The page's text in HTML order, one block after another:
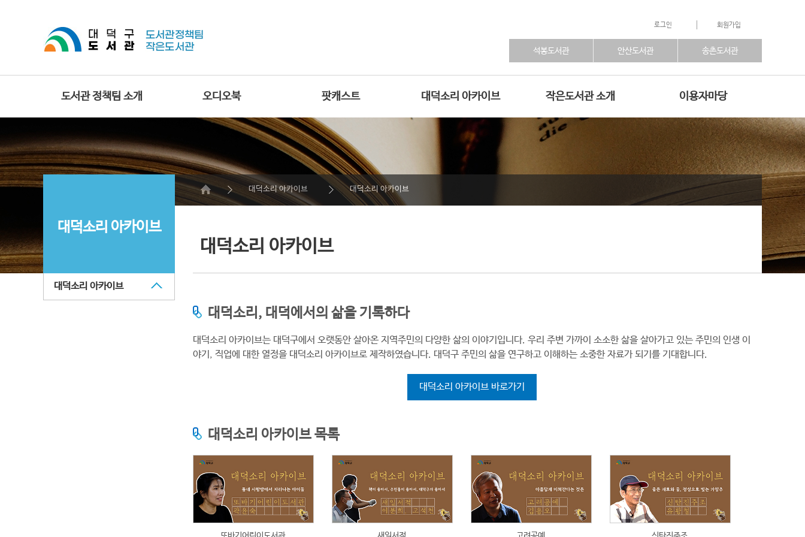
로그인 회원가입
석봉도서관 안산도서관 송촌도서관
도서관 정책팀 소개 오디오북 팟캐스트 대덕소리 아카이브 작은도서관 소개 이용자마당
대덕소리 아카이브 대덕소리 아카이브
대덕소리 아카이브
대덕소리 아카이브
대덕소리 아카이브
대덕소리, 대덕에서의 삶을 기록하다
대덕소리 아카이브는 대덕구에서 오랫동안 살아온 지역주민의 다양한 삶의 이야기입니다. 우리 주변 가까이 소소한 삶을 살아가고 있는 주민의 인생 이
야기, 직업에 대한 열정을 대덕소리 아카이브로 제작하였습니다. 대덕구 주민의 삶을 연구하고 이해하는 소중한 자료가 되기를 기대합니다.
대덕소리 아카이브 바로가기
대덕소리 아카이브 목록